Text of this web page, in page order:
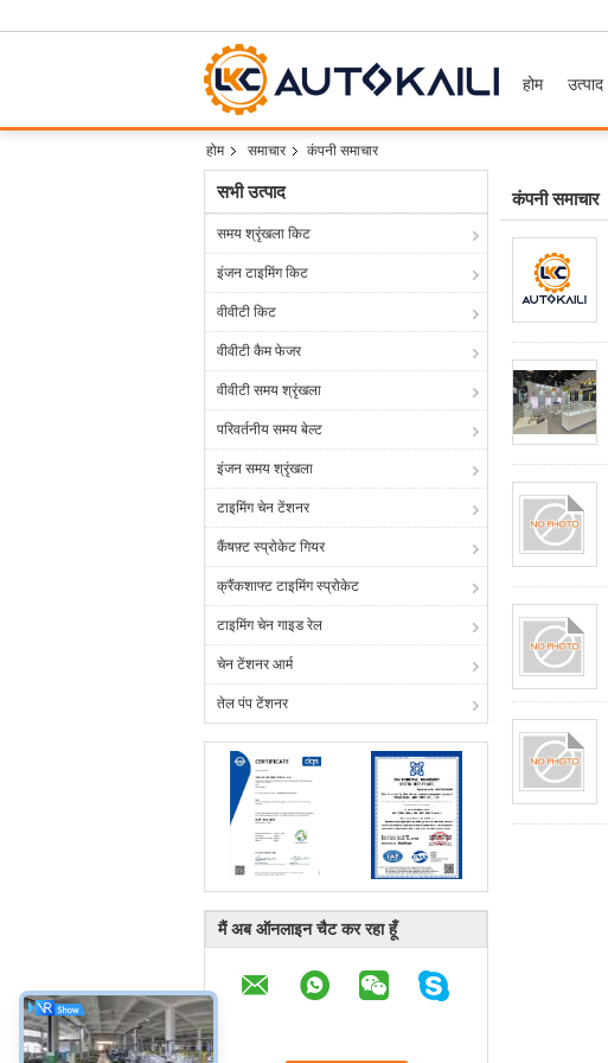
होम उत्पाद
होम समाचार कंपनी समाचार
सभी उत्पाद
समय श्रृंखला किट
इंजन टाइमिंग किट
वीवीटी किट
वीवीटी कैम फेजर
वीवीटी समय श्रृंखला
परिवर्तनीय समय बेल्ट
इंजन समय श्रृंखला
टाइमिंग चेन टेंशनर
कैंषफ़्ट स्प्रोकेट गियर
क्रैंकशाफ्ट टाइमिंग स्प्रोकेट
टाइमिंग चेन गाइड रेल
चेन टेंशनर आर्म
तेल पंप टेंशनर
मैं अब ऑनलाइन चैट कर रहा हूँ
कंपनी समाचार